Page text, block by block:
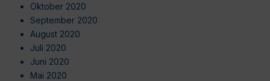
Oktober 2020
September 2020
August 2020
Juli 2020
Juni 2020
Mai 2020